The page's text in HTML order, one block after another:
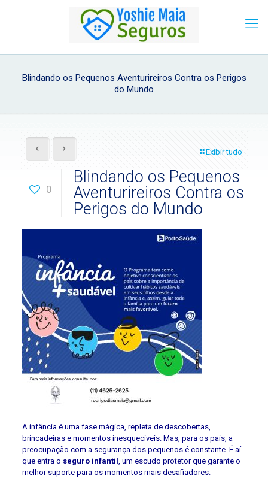
Blindando os Pequenos Aventurireiros Contra os Perigos
do Mundo
Exibir tudo
0
Blindando os Pequenos
Aventurireiros Contra os
Perigos do Mundo
A infância é uma fase mágica, repleta de descobertas,
brincadeiras e momentos inesquecíveis. Mas, para os pais, a
preocupação com a segurança dos pequenos é constante. É aí
que entra o seguro infantil , um escudo protetor que garante o
melhor suporte para os momentos mais desafiadores.